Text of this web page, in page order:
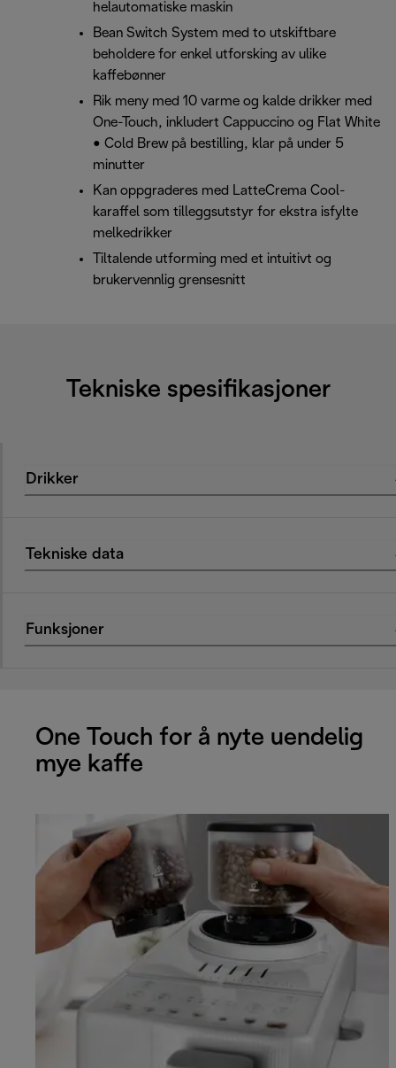
helautomatiske maskin
Bean Switch System med to utskiftbare
beholdere for enkel utforsking av ulike
kaffebønner
Rik meny med 10 varme og kalde drikker med
One-Touch, inkludert Cappuccino og Flat White
• Cold Brew på bestilling, klar på under 5
minutter
Kan oppgraderes med LatteCrema Cool-
karaffel som tilleggsutstyr for ekstra isfylte
melkedrikker
Tiltalende utforming med et intuitivt og
brukervennlig grensesnitt
Tekniske spesifikasjoner
Drikker
Tekniske data
Funksjoner
One Touch for å nyte uendelig
mye kaffe